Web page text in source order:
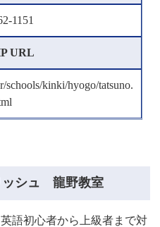
1151
URL
kinki/hyogo/tatsuno.
ッシュ 龍野教室
語初心者から上級者まで対